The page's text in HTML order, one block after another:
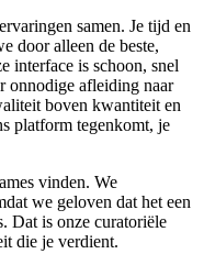
samen. Je tijd en
door alleen de beste,
interface is schoon, snel
onnodige afleiding naar
boven kwantiteit en
platform tegenkomt, je
vinden. We
we geloven dat het een
Dat is onze curatoriële
die je verdient.